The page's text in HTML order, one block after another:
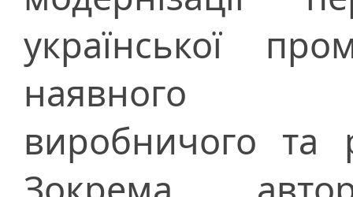
української
наявного
виробничого та